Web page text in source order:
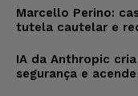
Marcello Perino:
tutela cautelar e
IA da Anthropic
segurança e